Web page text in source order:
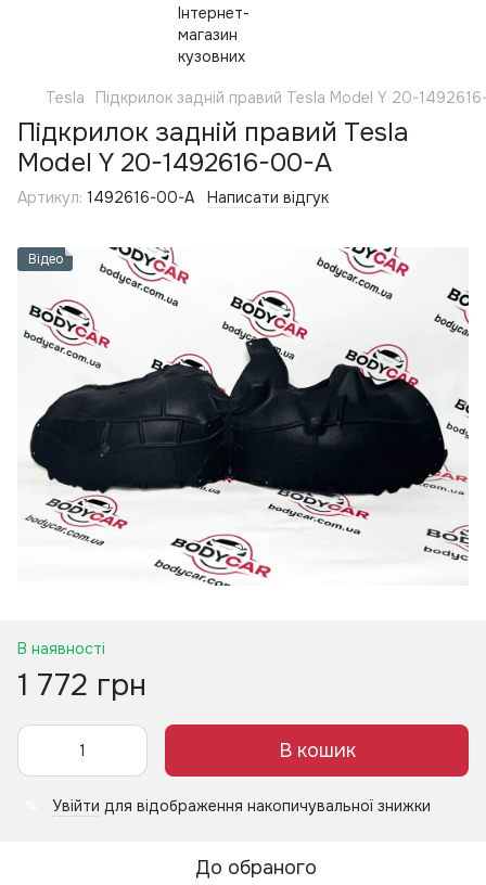
Tesla Підкрилок задній правий Tesla Model Y 20-
Підкрилок задній правий Tesla
Model Y 20-1492616-00-A
Артикул: 1492616-00-A Написати відгук
Відео
В наявності
1 772 грн
В кошик
Увійти для відображення накопичувальної знижки
До обраного